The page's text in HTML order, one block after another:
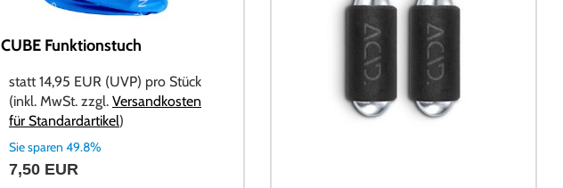
CUBE Funktionstuch
statt14,95 EUR (UVP) pro Stück
(inkl. MwSt. zzgl. Versandkosten
für Standardartikel)
Sie sparen 49.8%
7,50 EUR